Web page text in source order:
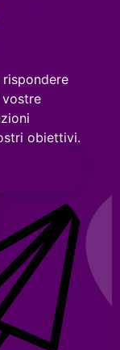
obiettivi.